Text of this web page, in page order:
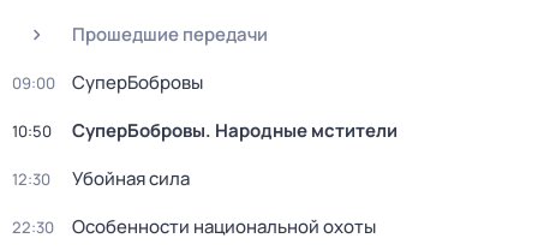
Прошедшие передачи
09:00 СуперБобровы
10:50 СуперБобровы. Народные мстители
12:30 Убойная сила
22:30 Особенности национальной охоты